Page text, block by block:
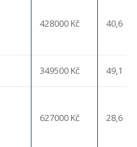
428000 Kč 40,6
349500 Kč 49,1
627000 Kč 28,6